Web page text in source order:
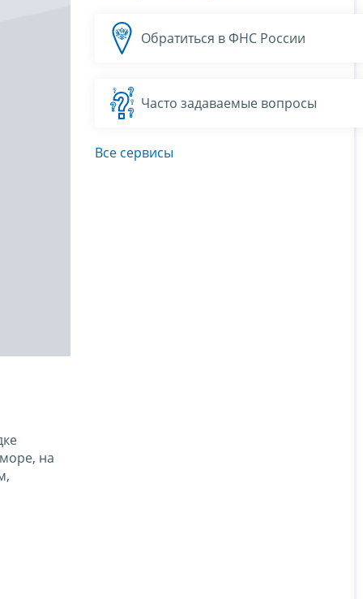
на
Обратиться в ФНС России
Часто задаваемые вопросы
Все сервисы